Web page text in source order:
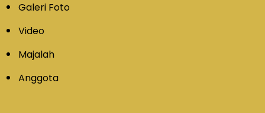
Galeri Foto
Video
Majalah
Anggota